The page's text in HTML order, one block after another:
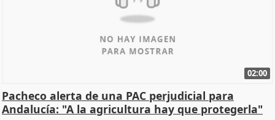
02:00
Pacheco alerta de una PAC perjudicial para
Andalucía: "A la agricultura hay que protegerla"